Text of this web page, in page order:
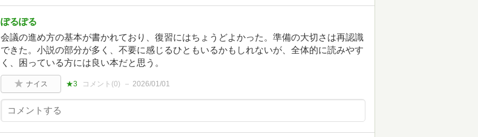
ぽるぽる
会議の進め方の基本が書かれており、復習にはちょうどよかった。準備の大切さは再認識
できた。小説の部分が多く、不要に感じるひともいるかもしれないが、全体的に読みやす
く、困っている方には良い本だと思う。
ナイス ★3 コメント(0) 2026/01/01